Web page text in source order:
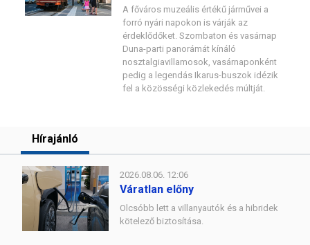
A főváros muzeális értékű járművei a
forró nyári napokon is várják az
érdeklődőket. Szombaton és vasárnap
Duna-parti panorámát kínáló
nosztalgiavillamosok, vasárnaponként
pedig a legendás Ikarus-buszok idézik
fel a közösségi közlekedés múltját.
Hírajánló
2026.08.06. 12:06
Váratlan előny
Olcsóbb lett a villanyautók és a hibridek
kötelező biztosítása.